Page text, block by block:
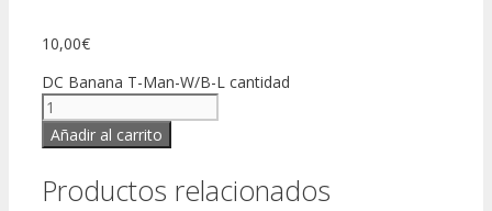
10,00€
DC Banana T-Man-W/B-L cantidad
Añadir al carrito
Productos relacionados